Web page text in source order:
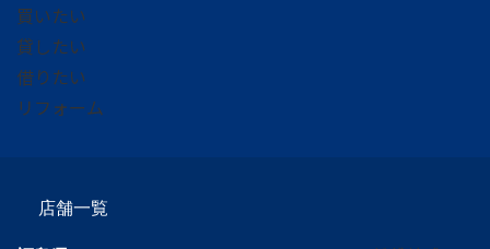
買いたい
貸したい
借りたい
リフォーム
店舗一覧